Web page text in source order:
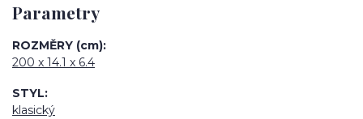
Parametry
ROZMĚRY (cm)
200 x 14.1 x 6.4
STYL
klasický